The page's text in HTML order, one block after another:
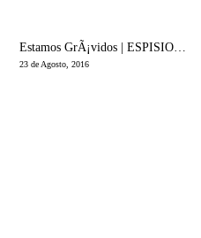
Estamos GrÃ¡vidos | ESPISIOTOMIA: O TERRÃVEL CORTE!
23 de Agosto, 2016